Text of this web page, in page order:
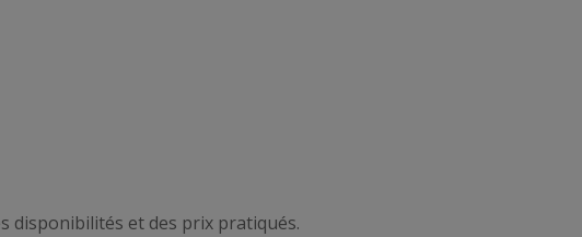
disponibilités et des prix pratiqués.